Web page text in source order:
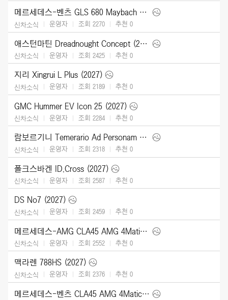
메르세데스-벤츠 GLS 680 Maybach (2027)
신차소식 운영자 조회 2270 추천 0
애스턴마틴 Dreadnought Concept (2026)
신차소식 운영자 조회 2425 추천 0
지리 Xingrui L Plus (2027)
신차소식 운영자 조회 2189 추천 0
GMC Hummer EV Icon 25 (2027)
신차소식 운영자 조회 2284 추천 0
람보르기니 Temerario Ad Personam (2026)
신차소식 운영자 조회 2318 추천 0
폴크스바겐 ID.Cross (2027)
신차소식 운영자 조회 2587 추천 0
DS No7 (2027)
신차소식 운영자 조회 2459 추천 0
메르세데스-AMG CLA45 AMG 4Matic (2027)
신차소식 운영자 조회 2552 추천 0
맥라렌 788HS (2027)
신차소식 운영자 조회 2376 추천 0
메르세데스-벤츠 CLA45 AMG 4Matic (2027)